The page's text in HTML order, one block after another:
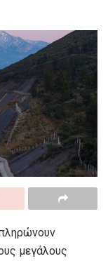
μεγάλους